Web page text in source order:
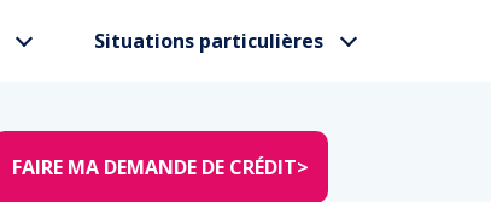
Situations particulières
FAIRE MA DEMANDE DE CRÉDIT>